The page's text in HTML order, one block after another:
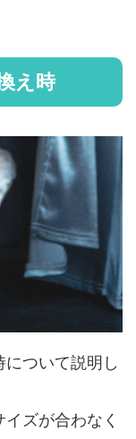
え時
ついて説明し
ズが合わなく